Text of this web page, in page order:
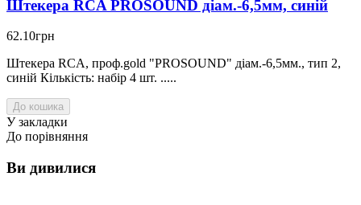
Штекера RCA PROSOUND діам.-6,5мм, синій
62.10грн
Штекера RCA, проф.gold "PROSOUND" діам.-6,5мм., тип 2,
синій Кількість: набір 4 шт. .....
До кошика
У закладки
До порівняння
Ви дивилися